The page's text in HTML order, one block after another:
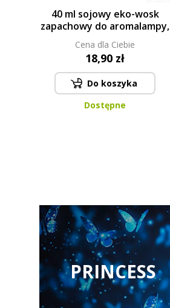
40 ml sojowy eko-wosk
zapachowy do aromalampy,
SAISON PARFUM, PARFUMIA®
Cena dla Ciebie
18,90 zł
Do koszyka
Dostępne
PRINCESS